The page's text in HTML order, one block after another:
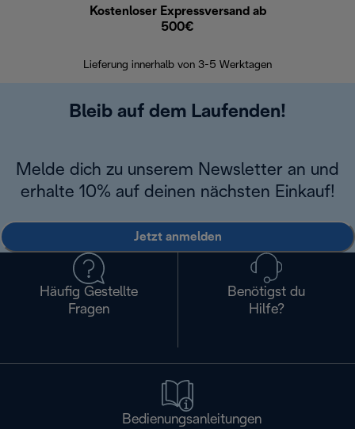
Kostenloser Expressversand ab
500€
Lieferung innerhalb von 3-5 Werktagen
Bleib auf dem Laufenden!
Melde dich zu unserem Newsletter an und
erhalte 10% auf deinen nächsten Einkauf!
Jetzt anmelden
Häufig Gestellte
Fragen
Benötigst du
Hilfe?
Bedienungsanleitungen